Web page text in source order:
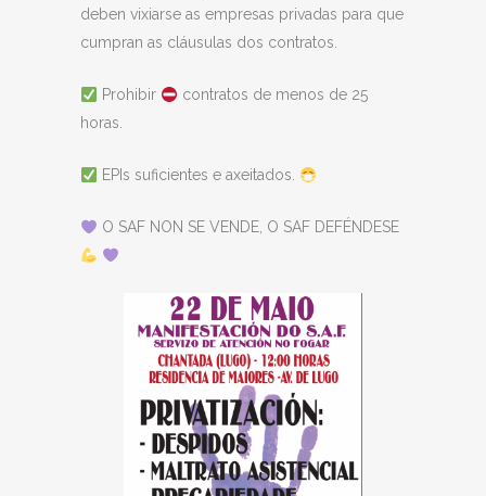
deben vixiarse as empresas privadas para que
cumpran as cláusulas dos contratos.
Prohibir
contratos de menos de 25
horas.
EPIs suficientes e axeitados.
O SAF NON SE VENDE, O SAF DEFÉNDESE